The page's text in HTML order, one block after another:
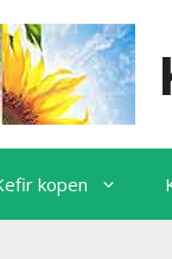
kopen